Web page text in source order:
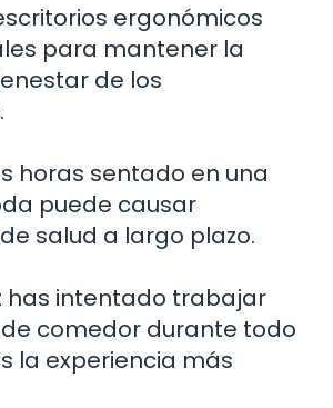
ergonómicos
para mantener la
de los
horas sentado en una
puede causar
salud a largo plazo.
has intentado trabajar
comedor durante todo
la experiencia más